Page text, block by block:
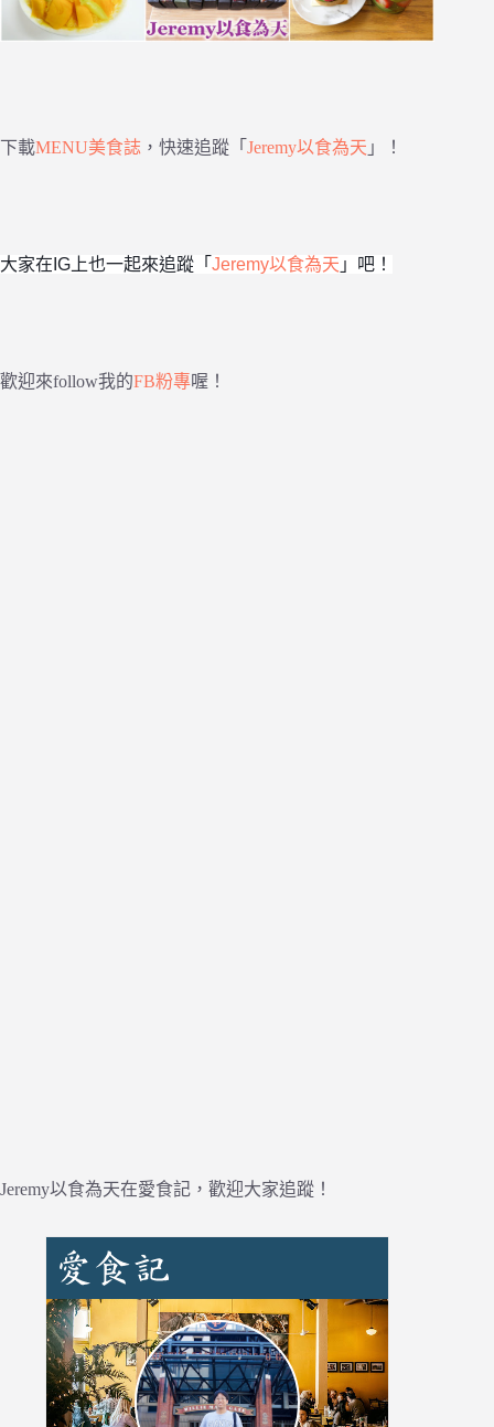
下載MENU美食誌 ，快速追蹤「 Jeremy以食為天 」！
大家在IG上也一起來追蹤「 Jeremy以食為天 」吧！
歡迎來follow我的FB粉專喔！
Jeremy以食為天在愛食記，歡迎大家追蹤！